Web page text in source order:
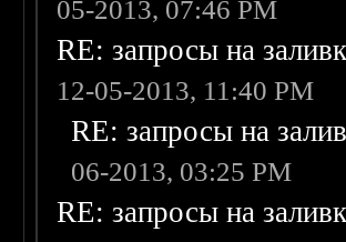
05-2013, 07:46 PM
RE: запросы на
12-05-2013, 11:40 PM
RE: запросы на
06-2013, 03:25 PM
RE: запросы на